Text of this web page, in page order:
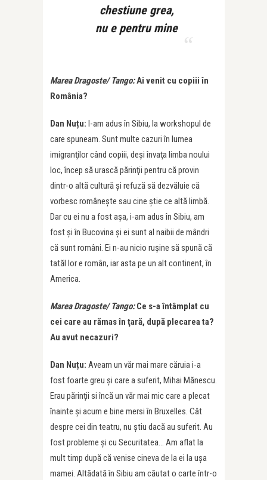
chestiune grea,
nu e pentru mine
Marea Dragoste/ Tango:Ai venit cu copiii în
România?
Dan Nuțu: I-am adus în Sibiu, la workshopul de
care spuneam. Sunt multe cazuri în lumea
imigranţilor când copiii, deşi învaţa limba noului
loc, încep să urască părinţii pentru că provin
dintr-o altă cultură şi refuză să dezvăluie că
vorbesc româneşte sau cine știe ce altă limbă.
Dar cu ei nu a fost așa, i-am adus în Sibiu, am
fost și în Bucovina şi ei sunt al naibii de mândri
că sunt români. Ei n-au nicio ruşine să spună că
tatăl lor e român, iar asta pe un alt continent, în
America.
Marea Dragoste/ Tango:Ce s-a întâmplat cu
cei care au rămas în ţară, după plecarea ta?
Au avut necazuri?
Dan Nuțu: Aveam un văr mai mare căruia i-a
fost foarte greu şi care a suferit, Mihai Mănescu.
Erau părinţii si încă un văr mai mic care a plecat
înainte şi acum e bine mersi în Bruxelles. Cât
despre cei din teatru, nu ştiu dacă au suferit. Au
fost probleme şi cu Securitatea… Am aflat la
mult timp după că venise cineva de la ei la uşa
mamei. Altădată în Sibiu am căutat o carte într-o